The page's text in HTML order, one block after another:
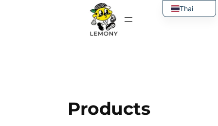
Products
Thai